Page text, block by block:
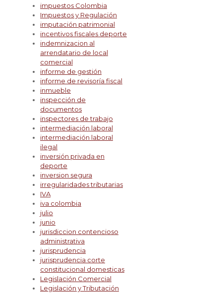
impuestos Colombia
Impuestos y Regulación
imputación patrimonial
incentivos fiscales deporte
indemnizacion al
arrendatario de local
comercial
informe de gestión
informe de revisoría fiscal
inmueble
inspección de
documentos
inspectores de trabajo
intermediación laboral
intermediación laboral
ilegal
inversión privada en
deporte
inversion segura
irregularidades tributarias
IVA
iva colombia
julio
junio
jurisdiccion contencioso
administrativa
jurisprudencia
jurisprudencia corte
constitucional domesticas
Legislación Comercial
Legislación y Tributación